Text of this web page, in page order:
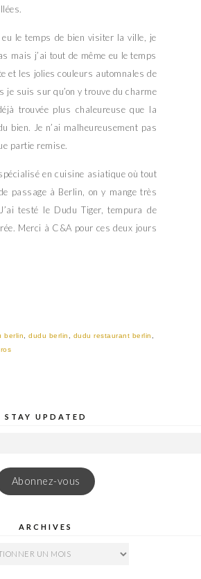
le temps de bien visiter la ville, je
mais j’ai tout de même eu le temps
et les jolies couleurs automnales de
suis sur qu’on y trouve du charme
trouvée plus chaleureuse que la
bien. Je n’ai malheureusement pas
partie remise.
en cuisine asiatique où tout
passage à Berlin, on y mange très
testé le Dudu Tiger, tempura de
Merci à C&A pour ces deux jours
berlin dudu berlin dudu restaurant berlin
STAY UPDATED
Abonnez-vous
ARCHIVES